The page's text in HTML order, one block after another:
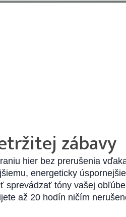
zábavy
hier bez prerušenia
energeticky
sprevádzať tóny vašej
až 20 hodín ničím